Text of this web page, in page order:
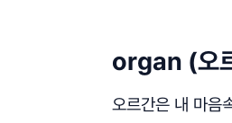
organ (오
오르간은 내 마음